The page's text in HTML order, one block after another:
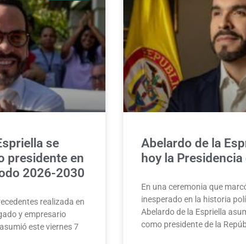
se
presidente en
2026-2030
realizada en
y empresario
este viernes 7
Abelardo de la
hoy la
En una ceremonia que
inesperado en la historia
Abelardo de la Espriella
como presidente de la